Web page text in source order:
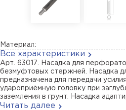
Материал:
Все характеристики
Арт. 63017. Насадка для
безмуфтовых стержней. Насадка
предназначена для передачи
удароприёмную головку при
заземления в грунт. Насадка
Читать далее